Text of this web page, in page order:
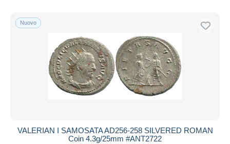
Spedizione gratuita
Metodi di pagamento
PayPal
Bonifico bancario
Visa
Mastercard
Maestro
Nuovo
VALERIAN I SAMOSATA AD256-258 SILVERED ROMAN
Coin 4.3g/25mm #ANT2722